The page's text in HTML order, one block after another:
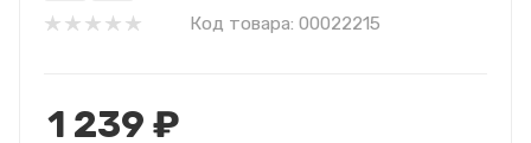
Код товара: 00022215
1 239 ₽